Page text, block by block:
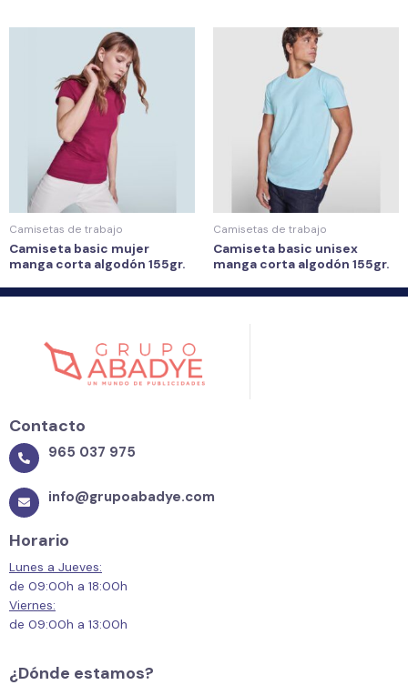
Camisetas de trabajo
Camiseta basic mujer
manga corta algodón 155gr.
Camisetas de trabajo
Camiseta basic unisex
manga corta algodón 155gr.
Contacto
965 037 975
info@grupoabadye.com
Horario
Lunes a Jueves:
de 09:00h a 18:00h
Viernes:
de 09:00h a 13:00h
¿Dónde estamos?